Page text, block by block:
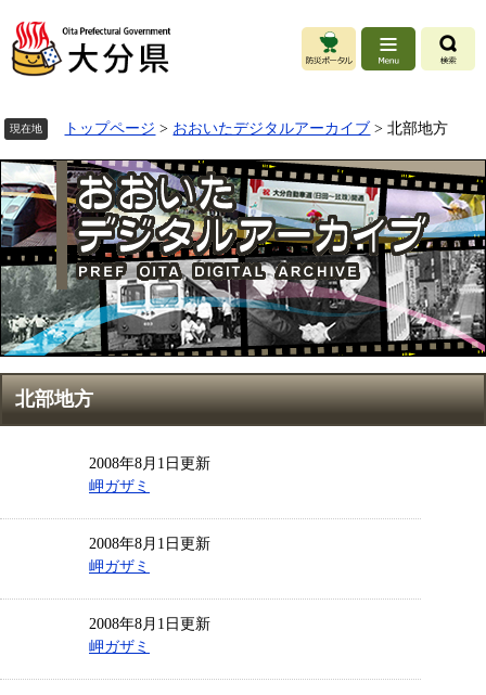
ジ
頭
す
。
現在地 トップページ > おおいたデジタルアーカイブ >北部地方
本
文北部地方
2008年8月1日更新
岬ガザミ
2008年8月1日更新
岬ガザミ
2008年8月1日更新
岬ガザミ